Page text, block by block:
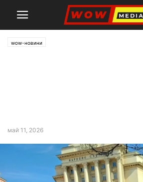
wow-новини
май 11, 2026